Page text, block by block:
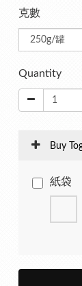
克數
Quantity
Buy
紙袋